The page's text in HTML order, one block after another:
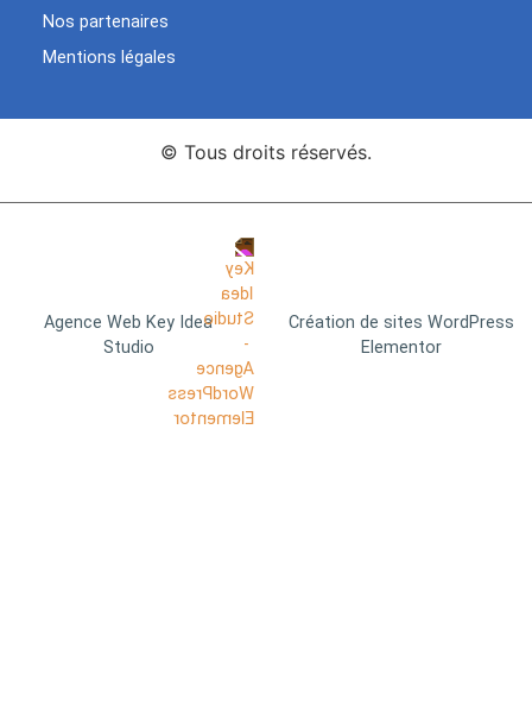
Nos partenaires
Mentions légales
© Tous droits réservés.
Agence Web Key Idea
Studio
Création de sites WordPress
Elementor